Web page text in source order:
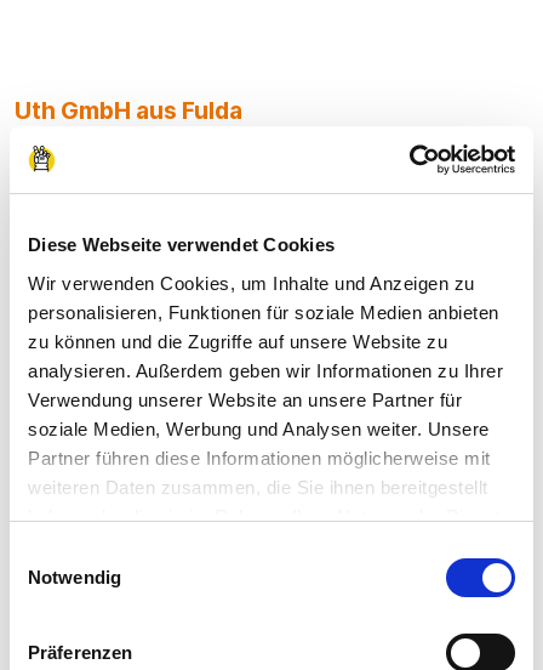
Diese Webseite verwendet Cookies
Wir verwenden Cookies, um Inhalte und Anzeigen zu
personalisieren, Funktionen für soziale Medien anbieten
zu können und die Zugriffe auf unsere Website zu
analysieren. Außerdem geben wir Informationen zu Ihrer
Verwendung unserer Website an unsere Partner für
soziale Medien, Werbung und Analysen weiter. Unsere
Partner führen diese Informationen möglicherweise mit
weiteren Daten zusammen, die Sie ihnen bereitgestellt
haben oder die sie im Rahmen Ihrer Nutzung der Dienste
Impressum
Notwendig
Präferenzen
Uth GmbH aus Fulda
Einen Auszubildenden über
gefunden
Die Uth GmbH ist ein mittelständisches
Maschinenbauunternehmen mit Standort im
Fuldaer Münsterfeld, welches 2021 etwa 100
Angestellte und Auszubildende zählt. Anna-Maria
Uth aus der Personalabteilung erzählt im
Praktikumswoche ihren neuen Auszubildenden
ideales Angebot heraus, in den Sommerferien